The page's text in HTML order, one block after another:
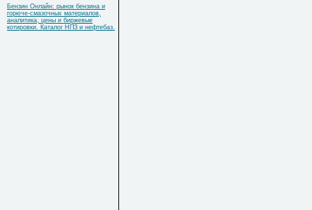
Бензин Онлайн: рынок бензина и
горюче-смазочных материалов,
аналитика, цены и биржевые
котировки. Каталог НПЗ и нефтебаз.